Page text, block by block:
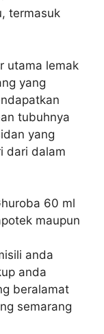
termasuk
utama lemak
yang
tubuhnya
yang
dari dalam
60 ml
maupun
anda
anda
beralamat
semarang